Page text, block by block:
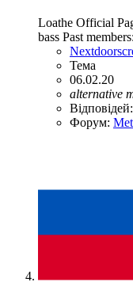
Loathe Official
bass Past
Тема
06.02.20
alternative
Форум: